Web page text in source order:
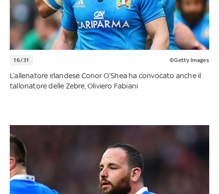
16/31 ©Getty Images
L’allenatore irlandese Conor O’Shea ha convocato anche il
tallonatore delle Zebre, Oliviero Fabiani